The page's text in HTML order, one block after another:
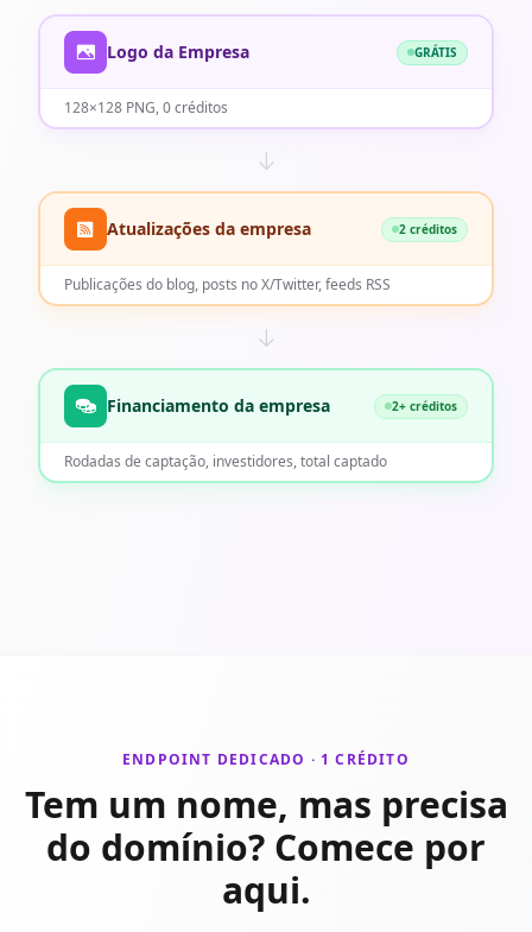
Logo da Empresa GRÁTIS
128×128 PNG, 0 créditos
Atualizações da empresa 2 créditos
Publicações do blog, posts no X/Twitter, feeds RSS
Financiamento da empresa 2+ créditos
Rodadas de captação, investidores, total captado
ENDPOINT DEDICADO · 1 CRÉDITO
Tem um nome, mas precisa
do domínio? Comece por
aqui.